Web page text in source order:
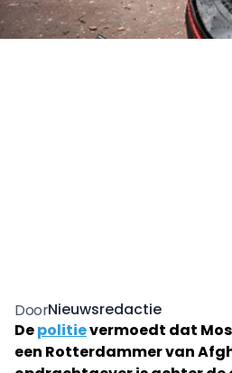
DoorNieuwsredactie
Depolitievermoedt dat
een Rotterdammer van